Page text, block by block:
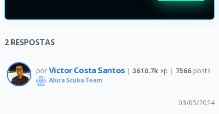
2 RESPOSTAS
por Victor Costa Santos | 3610.7kxp | 7566posts
Alura Scuba Team
03/05/2024